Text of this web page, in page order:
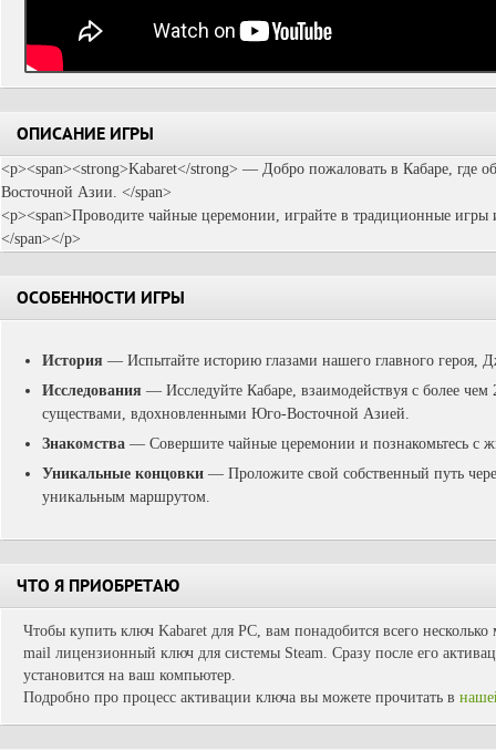
ОПИСАНИЕ ИГРЫ
<p><span><strong>Kabaret</strong> — Добро пожаловать в Кабаре, где
Восточной Азии. </span>
<p><span>Проводите чайные церемонии, играйте в традиционные игры
</span></p>
ОСОБЕННОСТИ ИГРЫ
История — Испытайте историю глазами нашего главного героя,
Исследования — Исследуйте Кабаре, взаимодействуя с более
существами, вдохновленными Юго-Восточной Азией.
Знакомства — Совершите чайные церемонии и познакомьтесь с
Уникальные концовки — Проложите свой собственный путь
уникальным маршрутом.
ЧТО Я ПРИОБРЕТАЮ
Чтобы купить ключ Kabaret для PC, вам понадобится всего
mail лицензионный ключ для системы Steam. Сразу после его
установится на ваш компьютер.
Подробно про процесс активации ключа вы можете прочитать в